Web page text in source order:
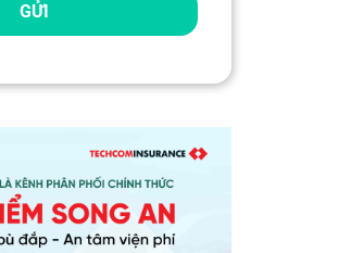
GỬI